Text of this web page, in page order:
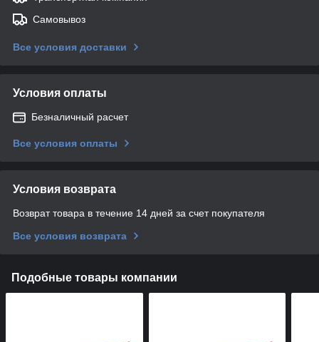
Самовывоз
Все условия доставки
Условия оплаты
Безналичный расчет
Все условия оплаты
Условия возврата
Возврат товара в течение 14 дней за счет покупателя
Все условия возврата
Подобные товары компании